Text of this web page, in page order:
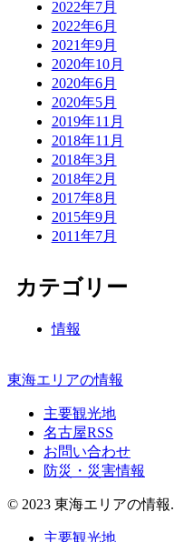
2022年7月
2022年6月
2021年9月
2020年10月
2020年6月
2020年5月
2019年11月
2018年11月
2018年3月
2018年2月
2017年8月
2015年9月
2011年7月
カテゴリー
情報
東海エリアの情報
主要観光地
名古屋RSS
お問い合わせ
防災・災害情報
© 2023 東海エリアの情報.
主要観光地